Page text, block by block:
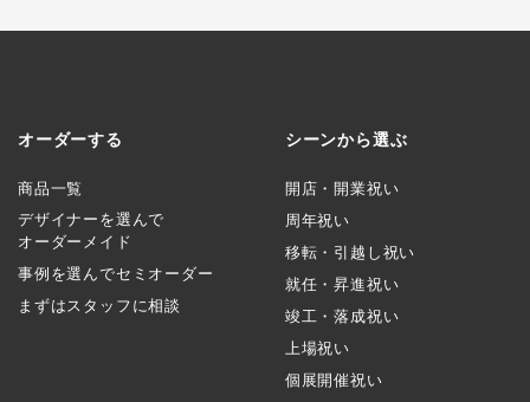
オーダーする
商品一覧
デザイナーを選んで
オーダーメイド
事例を選んでセミオーダー
まずはスタッフに相談
シーンから選ぶ
開店・開業祝い
周年祝い
移転・引越し祝い
就任・昇進祝い
竣工・落成祝い
上場祝い
個展開催祝い